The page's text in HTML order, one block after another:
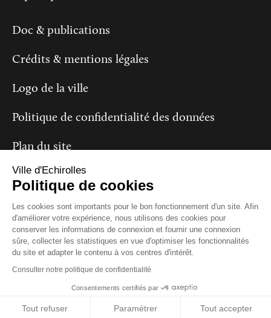
Doc & publications
Crédits & mentions légales
Logo de la ville
Politique de confidentialité des données
Plan du site
Suivez-nous
Destination Eté : retrouvez le programme complet
Ville d'Echirolles
Politique de cookies
Les cookies sont importants pour le bon fonctionnement d'un site. Afin
d'améliorer votre expérience, nous utilisons des cookies pour
conserver les informations de connexion et fournir une connexion
sûre, collecter les statistiques en vue d'optimiser les fonctionnalités
du site et adapter le contenu à vos centres d'intérêt.
Consulter notre politique de confidentialité
Consentements certifiés par
Tout refuser Paramétrer Tout accepter